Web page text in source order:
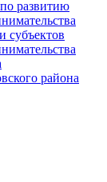
развитию
субъектов
района